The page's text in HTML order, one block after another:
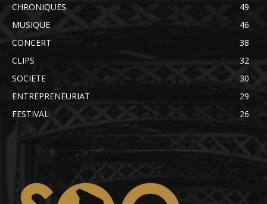
CHRONIQUES
49
MUSIQUE
46
CONCERT
38
CLIPS
32
SOCIETE
30
ENTREPRENEURIAT
29
FESTIVAL
26